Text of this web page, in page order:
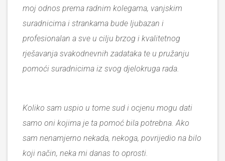
moj odnos prema radnim kolegama, vanjskim
suradnicima i strankama bude ljubazan i
profesionalan a sve u cilju brzog i kvalitetnog
rješavanja svakodnevnih zadataka te u pružanju
pomoći suradnicima iz svog djelokruga rada.
Koliko sam uspio u tome sud i ocjenu mogu dati
samo oni kojima je ta pomoć bila potrebna.Ako
sam nenamjerno nekada, nekoga, povrijedio na bilo
koji način, neka mi danas to oprosti.